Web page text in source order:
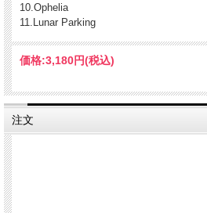
10.Ophelia
11.Lunar Parking
価格:3,180円(税込)
注文